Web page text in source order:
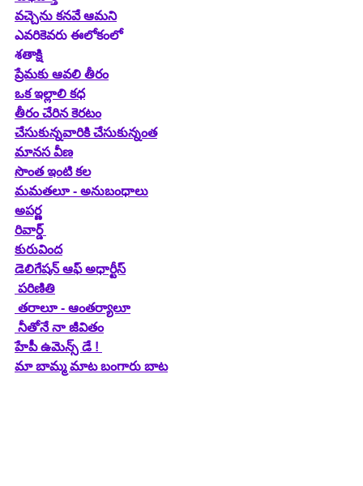
వచ్చెను కనవే ఆమని
ఎవరికెవరు ఈలోకంలో
శతాక్షి
ప్రేమకు ఆవలి తీరం
ఒక ఇల్లాలి కధ
తీరం చేరిన కెరటం
చేసుకున్నవారికి చేసుకున్నంత
మానస వీణ
సొంత ఇంటి కల
మమతలూ - అనుబంధాలు
అపర్ణ
రివార్డ్
కురువింద
డెలిగేషన్ ఆఫ్ అధార్టీస్
పరిణితి
తరాలూ - ఆంతర్యాలూ
నీతోనే నా జీవితం
హేపీ ఉమెన్స్ డే !
మా బామ్మ మాట బంగారు బాట